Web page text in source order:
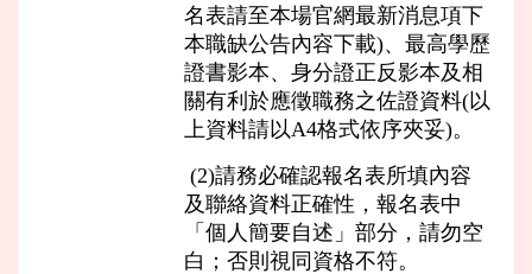
名表請至本場官網最新消息項下
本職缺公告內容下載)、最高學歷
證書影本、身分證正反影本及相
關有利於應徵職務之佐證資料(以
上資料請以A4格式依序夾妥)。
(2)請務必確認報名表所填內容
及聯絡資料正確性，報名表中
「個人簡要自述」部分，請勿空
白；否則視同資格不符。